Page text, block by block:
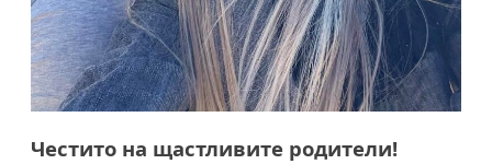
Честито на щастливите родители!